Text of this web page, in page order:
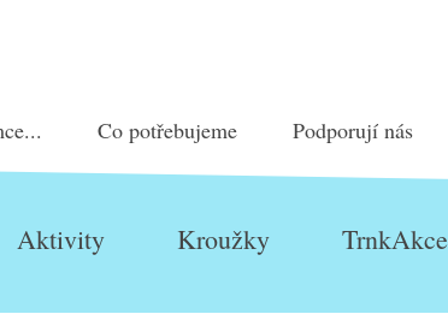
Co potřebujeme Podporují nás
Aktivity Kroužky TrnkAkce